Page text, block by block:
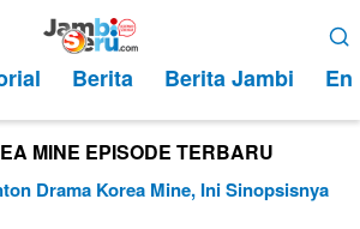
Berita Berita Jambi
MINE EPISODE TERBARU
Drama Korea Mine, Ini Sinopsisnya